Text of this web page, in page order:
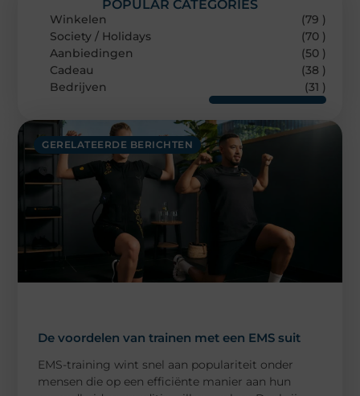
GERELATEERDE BERICHTEN
De voordelen van trainen met een EMS suit
EMS-training wint snel aan populariteit onder
mensen die op een efficiënte manier aan hun
POPULAR CATEGORIES
Winkelen
(79 )
Society / Holidays
(70 )
Aanbiedingen
(50 )
Cadeau
(38 )
Bedrijven
(31 )